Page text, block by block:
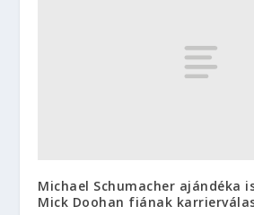
Michael Schumacher ajándéka
Mick Doohan fiának